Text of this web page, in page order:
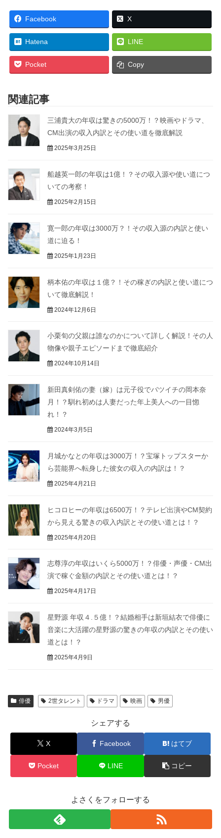
Facebook X
Hatena LINE
Pocket Copy
関連記事
三浦貴大の年収は驚きの5000万！？映画やドラマ、
CM出演の収入内訳とその使い道を徹底解説
2025年3月25日
船越英一郎の年収は1億！？その収入源や使い道につ
いての考察！
2025年2月15日
寛一郎の年収は3000万？！その収入源の内訳と使い
道に迫る！
2025年1月23日
柄本佑の年収は１億？！その稼ぎの内訳と使い道につ
いて徹底解説！
2024年12月6日
小栗旬の父親は誰なのかについて詳しく解説！その人
物像や親子エピソードまで徹底紹介
2024年10月14日
新田真剣佑の妻（嫁）は元子役でバツイチの岡本奈
月！？馴れ初めは人妻だった年上美人への一目惚
れ！？
2024年3月5日
月城かなとの年収は3000万！？宝塚トップスターか
ら芸能界へ転身した彼女の収入の内訳は！？
2025年4月21日
ヒコロヒーの年収は6500万！？テレビ出演やCM契約
から見える驚きの収入内訳とその使い道とは！？
2025年4月20日
志尊淳の年収はいくら5000万！？俳優・声優・CM出
演で稼ぐ金額の内訳とその使い道とは！？
2025年4月17日
星野源 年収４.５億！？結婚相手は新垣結衣で俳優に
音楽に大活躍の星野源の驚きの年収の内訳とその使い
道とは！？
2025年4月9日
俳優 2世タレント ドラマ 映画 男優
シェアする
X Facebook はてブ
Pocket LINE コピー
よさくをフォローする